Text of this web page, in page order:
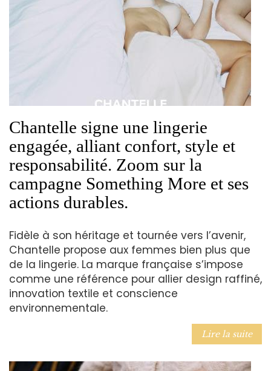
Chantelle signe une lingerie
engagée, alliant confort, style et
responsabilité. Zoom sur la
campagne Something More et ses
actions durables.
Fidèle à son héritage et tournée vers l’avenir,
Chantelle propose aux femmes bien plus que
de la lingerie. La marque française s’impose
comme une référence pour allier design raffiné,
innovation textile et conscience
environnementale.
Lire la suite